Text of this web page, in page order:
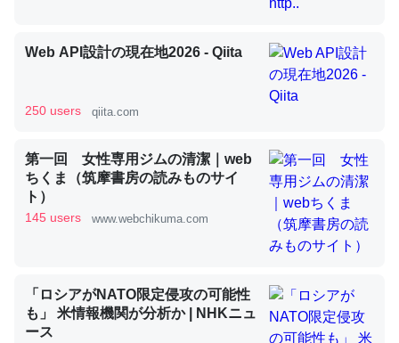
論文では「淡水はカルシウムも酸素も不足してて両方に不
利だから両方が拮抗してるのでは」とあって面白い。海に
ずキチンを強化してる筈だが、酵素が違うのか？
─ニュース :: 【研究発表】昆虫学の大問題＝「昆虫はなぜ海にいな
いのか」に関する新仮説
これを元に考えるとカルシウムを大量に使う脊椎動物と貝
類は苦労してるんだな…。腹足類だと殻を無くしてナメク
Web API設計の現在地2026 - Qiita
250 users qiita.com
第一回 女性専用ジムの清潔｜web
ちくま（筑摩書房の読みものサイ
ト）
145 users www.webchikuma.com
「ロシアがNATO限定侵攻の可能性
も」 米情報機関が分析か | NHKニュ
ース